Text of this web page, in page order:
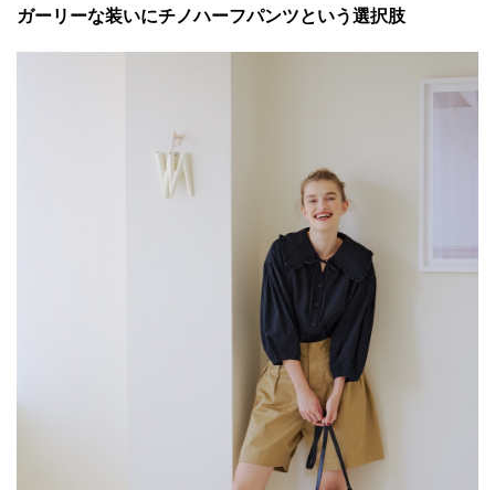
ガーリーな装いにチノハーフパンツという選択肢